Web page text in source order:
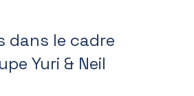
dans le cadre
Yuri & Neil